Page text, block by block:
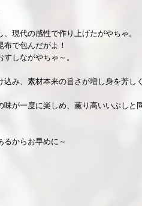
現代の感性で作り上げたがやちゃ。
で包んだがよ！
しながやちゃ～。
み、素材本来の旨さが増し身を芳し
味が一度に楽しめ、薫り高いいぶしと
るからお早めに～